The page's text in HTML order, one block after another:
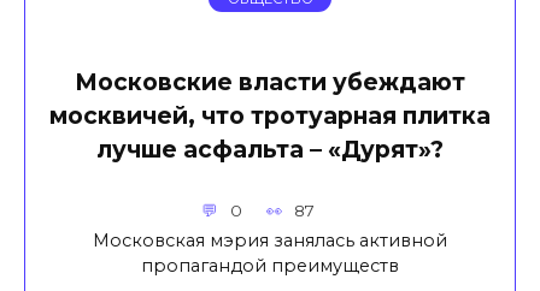
Московские власти убеждают
москвичей, что тротуарная плитка
лучше асфальта – «Дурят»?
0 87
Московская мэрия занялась активной
пропагандой преимуществ